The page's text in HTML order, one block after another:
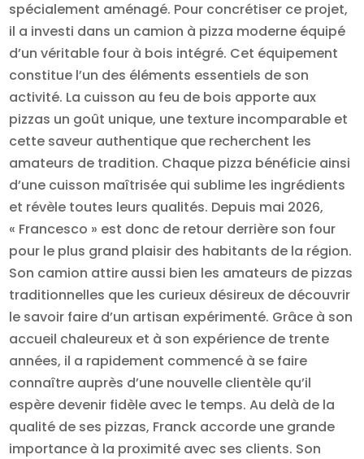
spécialement aménagé. Pour concrétiser ce projet,
il a investi dans un camion à pizza moderne équipé
d’un véritable four à bois intégré. Cet équipement
constitue l’un des éléments essentiels de son
activité. La cuisson au feu de bois apporte aux
pizzas un goût unique, une texture incomparable et
cette saveur authentique que recherchent les
amateurs de tradition. Chaque pizza bénéficie ainsi
d’une cuisson maîtrisée qui sublime les ingrédients
et révèle toutes leurs qualités. Depuis mai 2026,
« Francesco » est donc de retour derrière son four
pour le plus grand plaisir des habitants de la région.
Son camion attire aussi bien les amateurs de pizzas
traditionnelles que les curieux désireux de découvrir
le savoir faire d’un artisan expérimenté. Grâce à son
accueil chaleureux et à son expérience de trente
années, il a rapidement commencé à se faire
connaître auprès d’une nouvelle clientèle qu’il
espère devenir fidèle avec le temps. Au delà de la
qualité de ses pizzas, Franck accorde une grande
importance à la proximité avec ses clients. Son